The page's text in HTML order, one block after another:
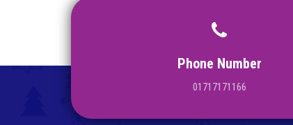
Phone Number
01717171166